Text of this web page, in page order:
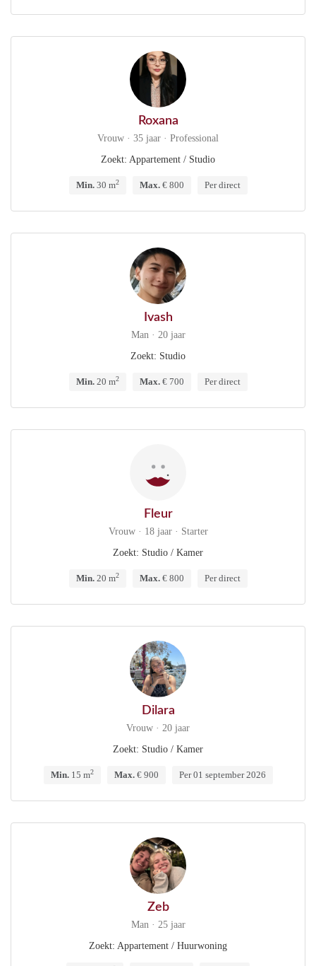
Roxana
Vrouw · 35 jaar · Professional
Zoekt: Appartement / Studio
Min.30 m2 Max.€ 800 Per direct
Ivash
Man · 20 jaar
Zoekt: Studio
Min.20 m2 Max.€ 700 Per direct
Fleur
Vrouw · 18 jaar · Starter
Zoekt: Studio / Kamer
Min.20 m2 Max.€ 800 Per direct
Dilara
Vrouw · 20 jaar
Zoekt: Studio / Kamer
Min.15 m2 Max.€ 900 Per 01 september 2026
Zeb
Man · 25 jaar
Zoekt: Appartement / Huurwoning